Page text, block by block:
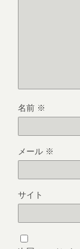
名前 ※
メール ※
サイト